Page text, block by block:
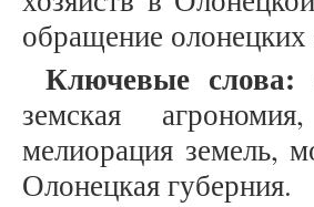
обращение
Ключевые слова:
земская
мелиорация земель,
Олонецкая губерния.